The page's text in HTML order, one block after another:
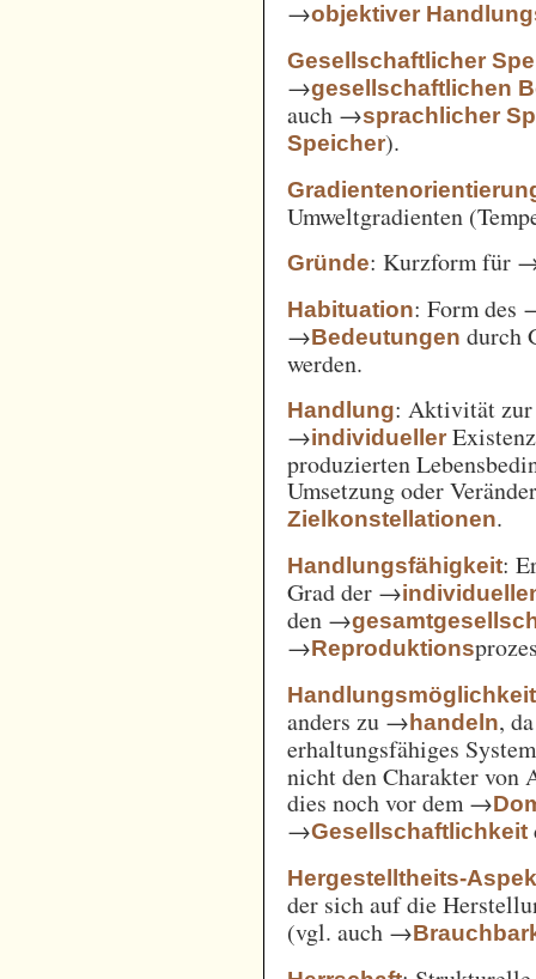
→objektiver
Gesellschaftlicher
→gesellschaftlichen
auch →sprachlicher
Speicher).
Umweltgradienten
Gründe: Kurzform für
Habituation: Form des
→Bedeutungen durch
werden.
Handlung: Aktivität zur
→individueller
produzierten
Umsetzung oder
Zielkonstellationen.
Handlungsfähigkeit:
Grad der →
den →
→Reproduktions
Handlungsmöglichkeit
anders zu →handeln,
erhaltungsfähiges
nicht den Charakter von
dies noch vor dem →
→Gesellschaftlichkeit
Hergestelltheits-
der sich auf die
(vgl. auch →